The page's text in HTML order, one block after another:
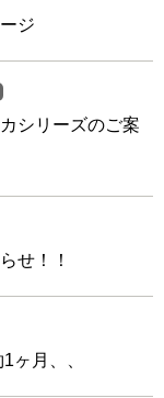
ジ
シリーズのご案
せ！！
ヶ月、、